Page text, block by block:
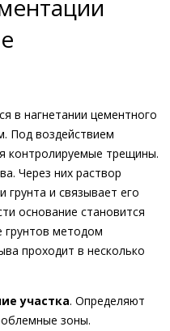
в нагнетании цементного
Под воздействием
контролируемые трещины.
Через них раствор
грунта и связывает его
основание становится
грунтов методом
проходит в несколько
участка. Определяют
зоны.